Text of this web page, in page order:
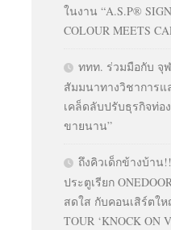
ในงาน “A.S.P®
COLOUR MEETS
ททท. ร่วมมือกับ จุ
สัมมนาทางวิชาการแ
เคล็ดลับปรับธุรกิจท่อ
ขายนาน”
ถึงคิวเด็กข้างบ้าน!!
ประตูเรียก
สดใส กับคอนเสิร์ตให
TOUR ‘KNOCK ON